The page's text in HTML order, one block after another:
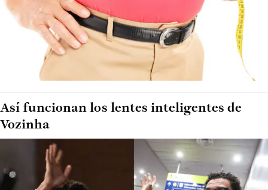
Así funcionan los lentes inteligentes de
Vozinha